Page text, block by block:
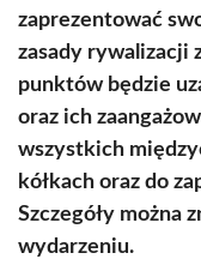
zaprezentować
zasady rywalizacji
punktów będzie
oraz ich
wszystkich
kółkach oraz do
Szczegóły można
wydarzeniu.